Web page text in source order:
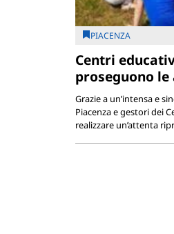
PIACENZA
Centri
proseguono
Grazie a un’intensa e
Piacenza e gestori dei
realizzare un’attenta